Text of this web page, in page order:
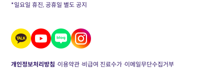
*일요일 휴진, 공휴일 별도 공지
개인정보처리방침 이용약관 비급여 진료수가 이메일무단수집거부